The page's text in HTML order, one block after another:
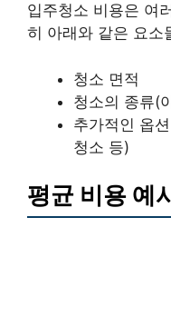
입주청소 비용은 여
히 아래와 같은 요소
청소 면적
청소의 종류(
추가적인 옵
청소 등)
평균 비용 예